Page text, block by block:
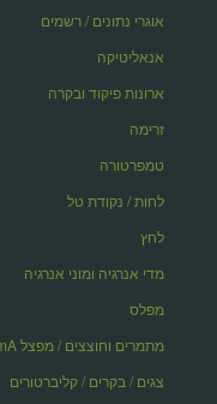
אוגרי נתונים / רשמים
אנאליטיקה
ארונות פיקוד ובקרה
זרימה
טמפרטורה
לחות / נקודת טל
לחץ
מדי אנרגיה ומוני אנרגיה
מפלס
מתמרים וחוצצים / מפצל 4-20mA
צגים / בקרים / קליברטורים